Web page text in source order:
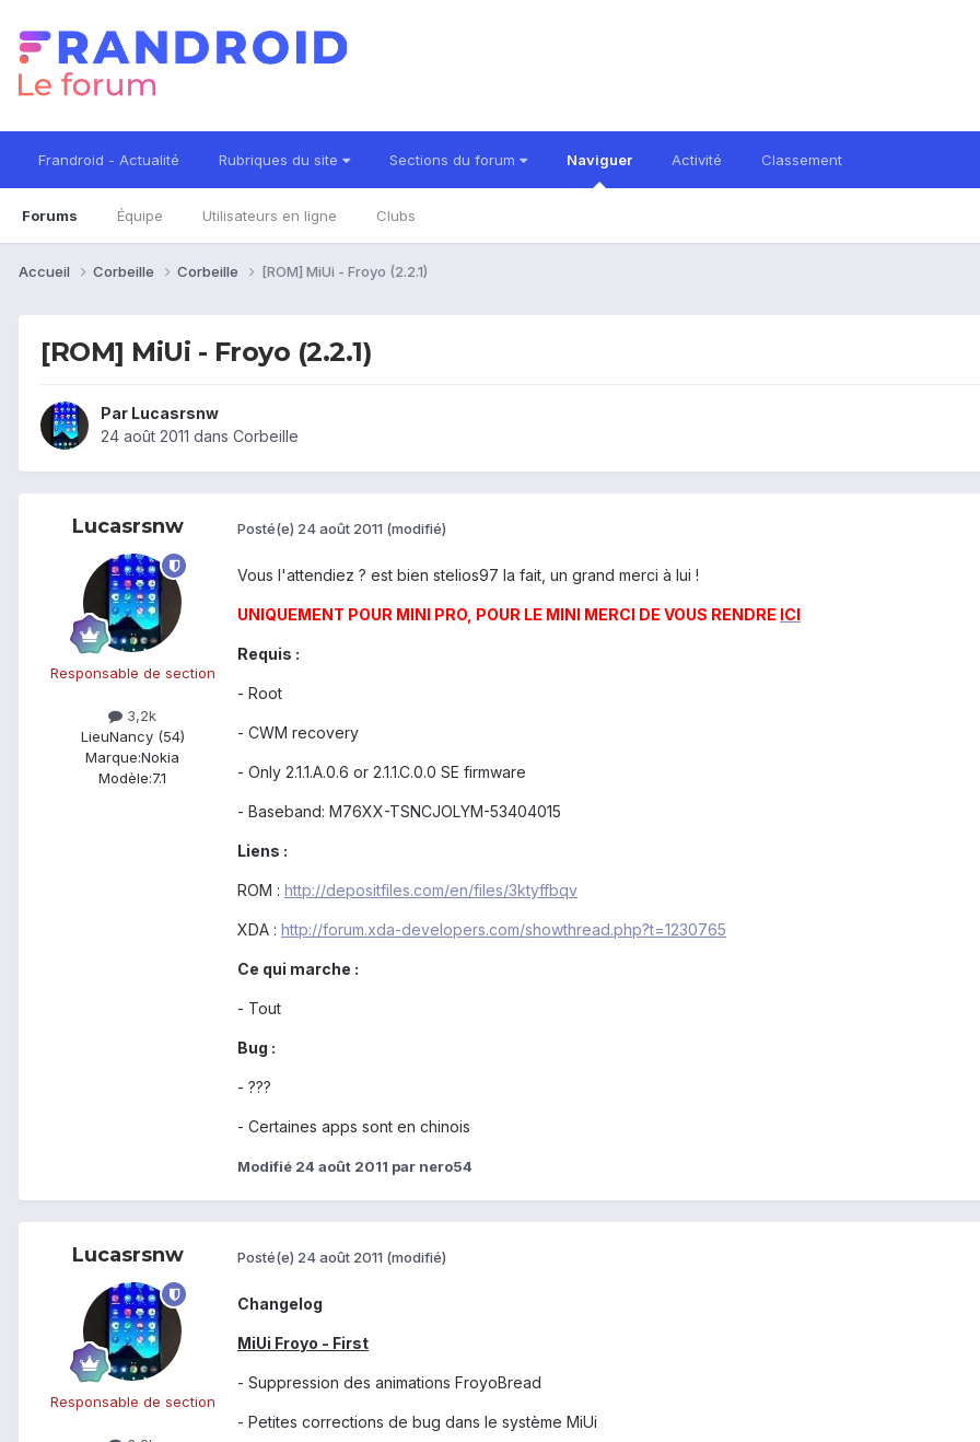
Frandroid - Actualité Rubriques du site Sections du forum Naviguer
Forums Équipe Utilisateurs en ligne Clubs
Activité Classement
Accueil Corbeille Corbeille [ROM] MiUi - Froyo (2.2.1)
[ROM] MiUi - Froyo (2.2.1)
Par Lucasrsnw
24 août 2011 dans Corbeille
Lucasrsnw
Responsable de section
3,2k
LieuNancy (54)
Marque:Nokia
Modèle:7.1
Posté(e) 24 août 2011 (modifié)
Vous l'attendiez ? est bien stelios97 la fait, un grand merci à lui !
UNIQUEMENT POUR MINI PRO, POUR LE MINI MERCI DE VOUS RENDRE ICI
Requis :
- Root
- CWM recovery
- Only 2.1.1.A.0.6 or 2.1.1.C.0.0 SE firmware
- Baseband: M76XX-TSNCJOLYM-53404015
Liens :
ROM : http://depositfiles.com/en/files/3ktyffbqv
XDA : http://forum.xda-developers.com/showthread.php?t=1230765
Ce qui marche :
- Tout
Bug :
- ???
- Certaines apps sont en chinois
Modifié 24 août 2011 par nero54
Lucasrsnw
Responsable de section
Posté(e) 24 août 2011 (modifié)
Changelog
MiUi Froyo - First
- Suppression des animations FroyoBread
- Petites corrections de bug dans le système MiUi